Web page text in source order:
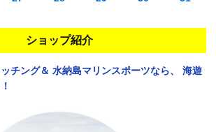
ショップ紹介
チング＆ 水納島マリンスポーツなら、
海遊